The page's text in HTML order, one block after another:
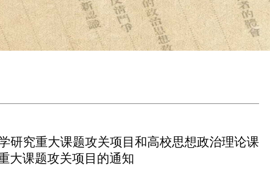
研究重大课题攻关项目和高校思想政治理论课
大课题攻关项目的通知